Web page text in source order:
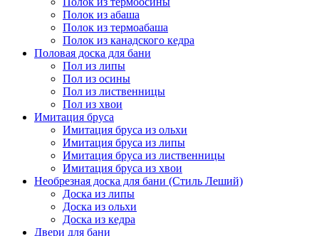
Полок из абаша
Полок из термоабаша
Полок из канадского кедра
Половая доска для бани
Пол из липы
Пол из осины
Пол из лиственницы
Пол из хвои
Имитация бруса
Имитация бруса из ольхи
Имитация бруса из липы
Имитация бруса из лиственницы
Имитация бруса из хвои
Необрезная доска для бани (Стиль Леший)
Доска из липы
Доска из ольхи
Доска из кедра
Двери для бани